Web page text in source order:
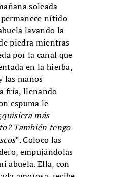
soleada
nítido
lavando la
piedra mientras
por la canal que
en la hierba,
las manos
fría, llenando
espuma le
más
También tengo
”. Coloco las
empujándolas
abuela. Ella, con